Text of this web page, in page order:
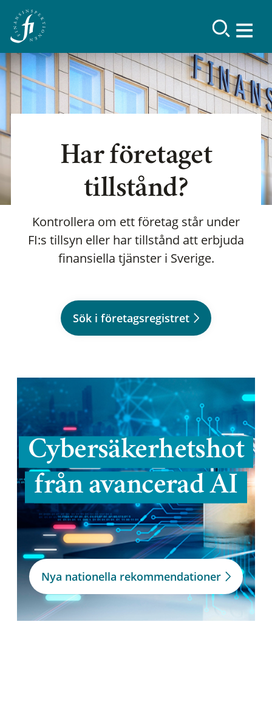
Har företaget
tillstånd?
Kontrollera om ett företag står under
FI:s tillsyn eller har tillstånd att erbjuda
finansiella tjänster i Sverige.
Sök i företagsregistret
Cybersäkerhetshot
från avancerad AI
Nya nationella rekommendationer